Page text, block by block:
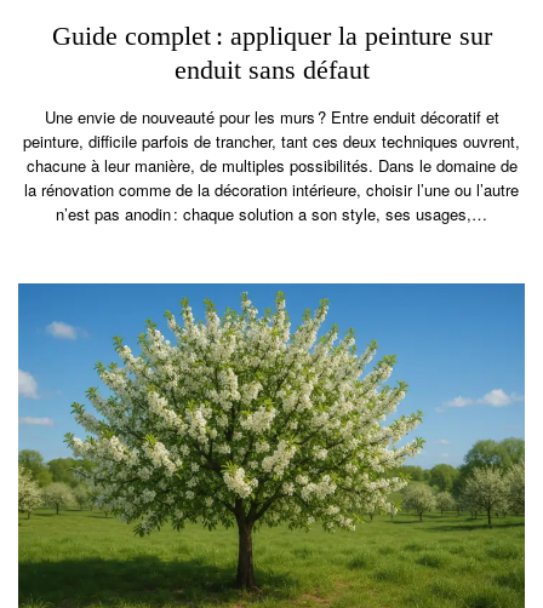
Guide complet : appliquer la peinture sur
enduit sans défaut
Une envie de nouveauté pour les murs ? Entre enduit décoratif et
peinture, difficile parfois de trancher, tant ces deux techniques ouvrent,
chacune à leur manière, de multiples possibilités. Dans le domaine de
la rénovation comme de la décoration intérieure, choisir l’une ou l’autre
n’est pas anodin : chaque solution a son style, ses usages,…